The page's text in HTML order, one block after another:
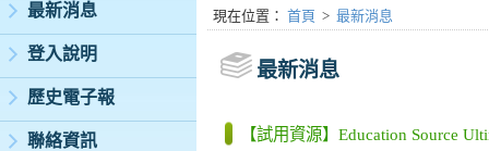
最新消息
登入說明
歷史電子報
聯絡資訊
:::現在位置 ： 首頁 > 最新消息
最新消息
【試用資源】Education Source